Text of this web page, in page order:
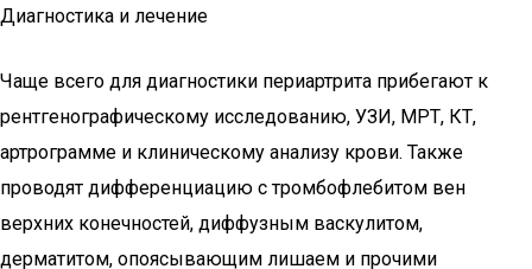
Диагностика и лечение
Чаще всего для диагностики периартрита прибегают к
рентгенографическому исследованию, УЗИ, МРТ, КТ,
артрограмме и клиническому анализу крови. Также
проводят дифференциацию с тромбофлебитом вен
верхних конечностей, диффузным васкулитом,
дерматитом, опоясывающим лишаем и прочими